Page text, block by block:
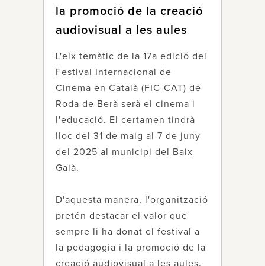
la promoció de la creació
audiovisual a les aules
L'eix temàtic de la 17a edició del
Festival Internacional de
Cinema en Català (FIC-CAT) de
Roda de Berà serà el cinema i
l'educació. El certamen tindrà
lloc del 31 de maig al 7 de juny
del 2025 al municipi del Baix
Gaià.
D'aquesta manera, l'organització
pretén destacar el valor que
sempre li ha donat el festival a
la pedagogia i la promoció de la
creació audiovisual a les aules.